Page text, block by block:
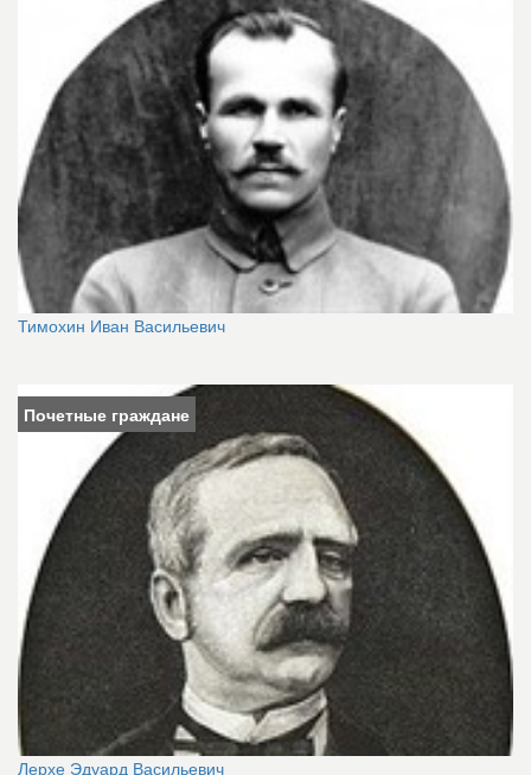
Тимохин Иван Васильевич
Почетные граждане
Лерхе Эдуард Васильевич